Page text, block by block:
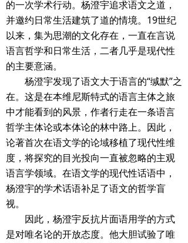
的一次学术行动。杨澄宇追求语文之道，
并邀约日常生活建筑了道的情境。19世纪
以来，集为思潮的文化存在，一直在言说
语言哲学和日常生活，二者几乎是现代性
的主要意涵。
杨澄宇发现了语文大于语言的“缄默”之
在。这是在本维尼斯特式的语言主体之旅
中才能看到的风景，作者行走在一条语言
哲学主体论或本体论的林中路上。因此，
论著首次在语文学的论域移植了现代性维
度，将探究的目光投向一直被忽略的主观
语言学领域。在语文学的现代性话语中，
杨澄宇的学术话语补足了语文的哲学盲
视。
因此，杨澄宇反抗片面语用学的方式
是对唯名论的开放态度。他大胆试验了唯